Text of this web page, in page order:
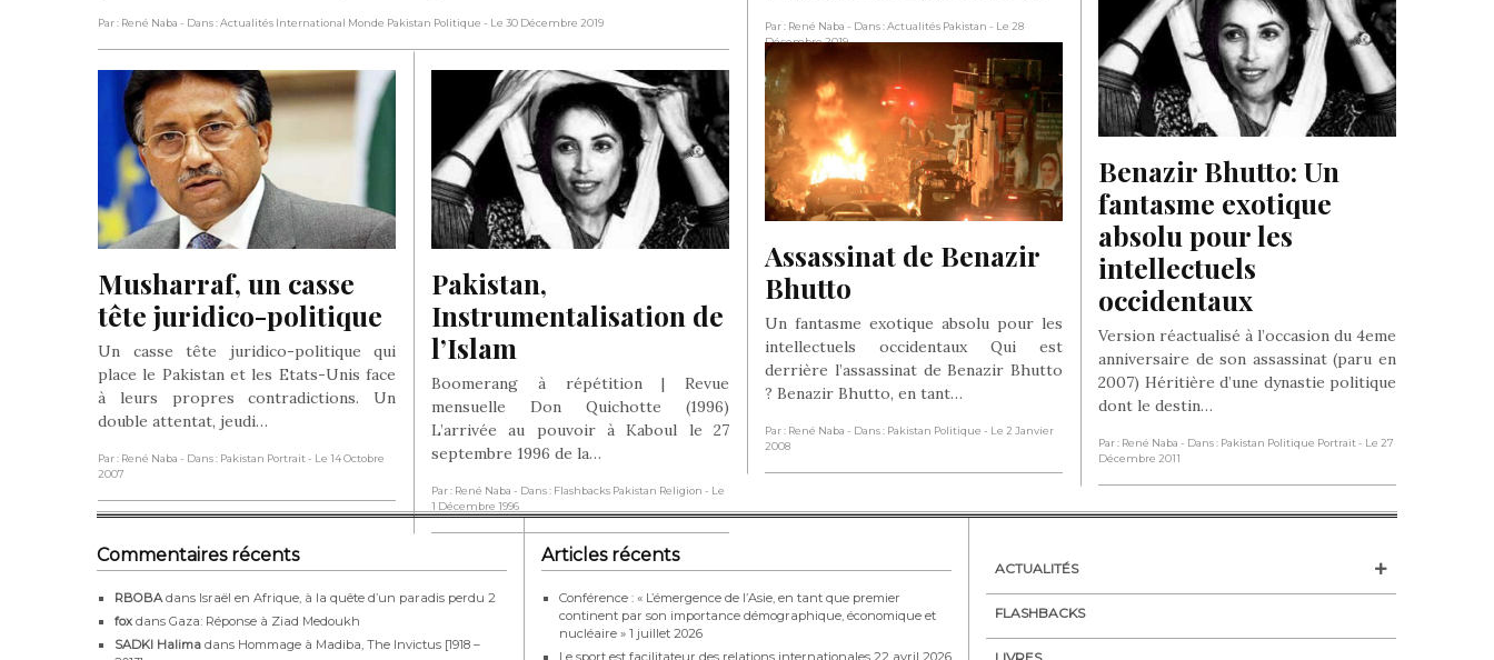
Par : René Naba - Dans : Actualités International Monde Pakistan Politique - Le 30 Décembre 2019 Par : René Naba - Dans : Actualités Pakistan - Le 28
Décembre 2019
Benazir Bhutto: Un
fantasme exotique
absolu pour les
intellectuels
occidentaux
Version réactualisé à l’occasion du 4eme
anniversaire de son assassinat (paru en
2007) Héritière d’une dynastie politique
dont le destin…
Par : René Naba - Dans : Pakistan Politique Portrait- Le 27
Décembre 2011
Assassinat de Benazir
Bhutto
Un fantasme exotique absolu pour les
intellectuels occidentaux Qui est
derrière l’assassinat de Benazir Bhutto
? Benazir Bhutto, en tant…
Par : René Naba - Dans : Pakistan Politique - Le 2 Janvier
2008
Musharraf, un casse
tête juridico-politique
Un casse tête juridico-politique qui
place le Pakistan et les Etats-Unis face
à leurs propres contradictions. Un
double attentat, jeudi…
Par : René Naba - Dans : Pakistan Portrait- Le 14 Octobre
2007
Pakistan,
Instrumentalisation de
l’Islam
Boomerang à répétition | Revue
mensuelle Don Quichotte (1996)
L’arrivée au pouvoir à Kaboul le 27
septembre 1996 de la…
Par : René Naba - Dans : Flashbacks Pakistan Religion - Le
1 Décembre 1996
Commentaires récents
RBOBA dans Israël en Afrique, à la quête d’un paradis perdu 2
fox dans Gaza: Réponse à Ziad Medoukh
SADKI Halima dans Hommage à Madiba, The Invictus [1918 –
Articles récents
Conférence : « L’émergence de l’Asie, en tant que premier
continent par son importance démographique, économique et
nucléaire » 1 juillet 2026
Le sport est facilitateur des relations internationales 22 avril 2026
ACTUALITÉS
FLASHBACKS